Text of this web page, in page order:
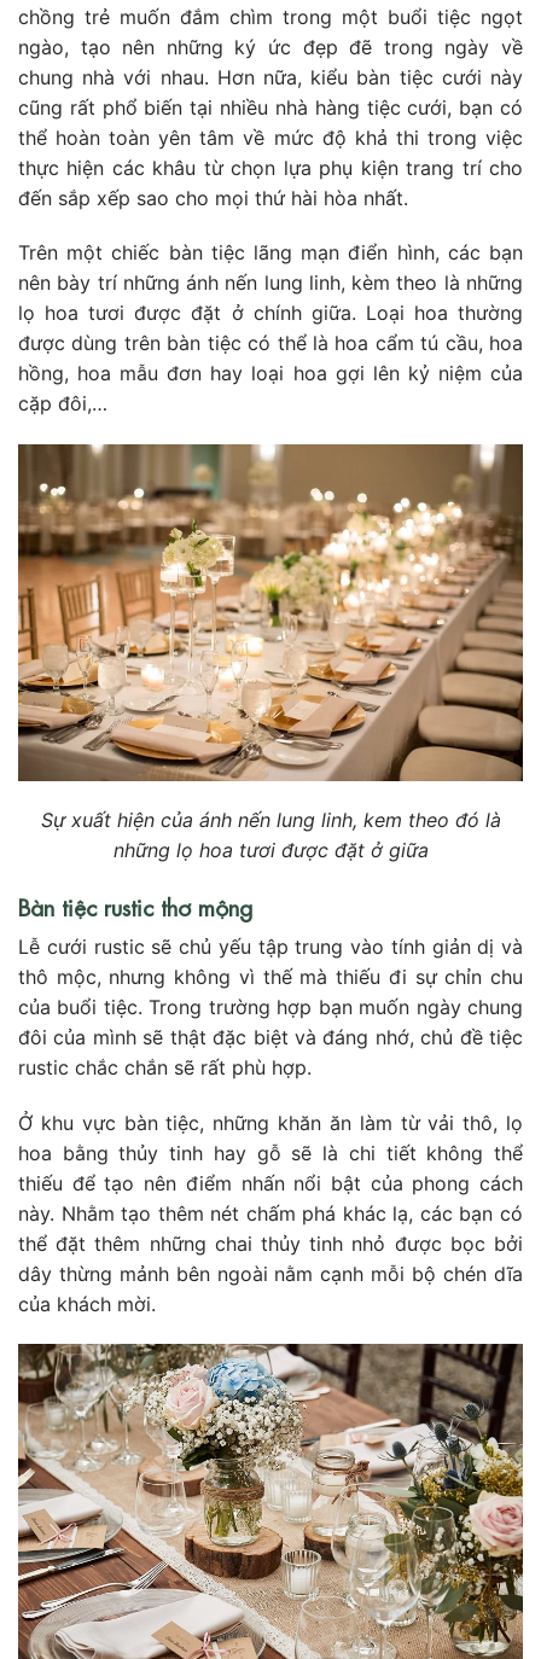
chồng trẻ muốn đắm chìm trong một buổi tiệc ngọt
ngào, tạo nên những ký ức đẹp đẽ trong ngày về
chung nhà với nhau. Hơn nữa, kiểu bàn tiệc cưới này
cũng rất phổ biến tại nhiều nhà hàng tiệc cưới, bạn có
thể hoàn toàn yên tâm về mức độ khả thi trong việc
thực hiện các khâu từ chọn lựa phụ kiện trang trí cho
đến sắp xếp sao cho mọi thứ hài hòa nhất.
Trên một chiếc bàn tiệc lãng mạn điển hình, các bạn
nên bày trí những ánh nến lung linh, kèm theo là những
lọ hoa tươi được đặt ở chính giữa. Loại hoa thường
được dùng trên bàn tiệc có thể là hoa cẩm tú cầu, hoa
hồng, hoa mẫu đơn hay loại hoa gợi lên kỷ niệm của
cặp đôi,…
Sự xuất hiện của ánh nến lung linh, kem theo đó là
những lọ hoa tươi được đặt ở giữa
Bàn tiệc rustic thơ mộng
Lễ cưới rustic sẽ chủ yếu tập trung vào tính giản dị và
thô mộc, nhưng không vì thế mà thiếu đi sự chỉn chu
của buổi tiệc. Trong trường hợp bạn muốn ngày chung
đôi của mình sẽ thật đặc biệt và đáng nhớ, chủ đề tiệc
rustic chắc chắn sẽ rất phù hợp.
Ở khu vực bàn tiệc, những khăn ăn làm từ vải thô, lọ
hoa bằng thủy tinh hay gỗ sẽ là chi tiết không thể
thiếu để tạo nên điểm nhấn nổi bật của phong cách
này. Nhằm tạo thêm nét chấm phá khác lạ, các bạn có
thể đặt thêm những chai thủy tinh nhỏ được bọc bởi
dây thừng mảnh bên ngoài nằm cạnh mỗi bộ chén dĩa
của khách mời.